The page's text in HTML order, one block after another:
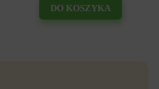
DO KOSZYKA